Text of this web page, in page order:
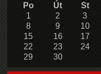
Po
Út St
1
2 3
8
9 10
15
16 17
22
23 24
29
30